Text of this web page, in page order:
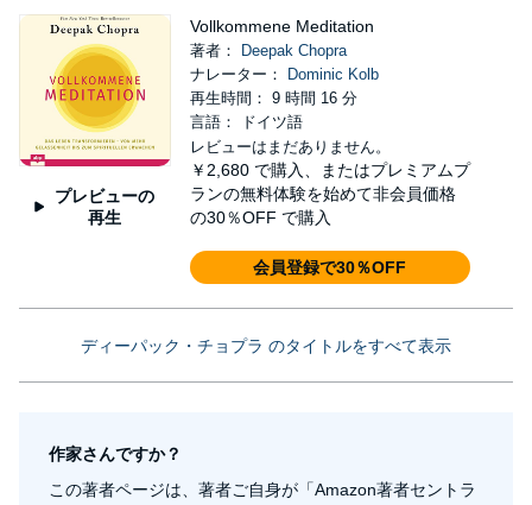
プレビューの
再生
Vollkommene Meditation
著者：
Deepak Chopra
ナレーター：
Dominic Kolb
再生時間： 9 時間 16 分
言語： ドイツ語
レビューはまだありません。
￥2,680 で購入、またはプレミアムプ
ランの無料体験を始めて非会員価格
の30％OFF で購入
会員登録で30％OFF
ディーパック・チョプラ のタイトルをすべて表示
作家さんですか？
この著者ページは、著者ご自身が「Amazon著者セントラ